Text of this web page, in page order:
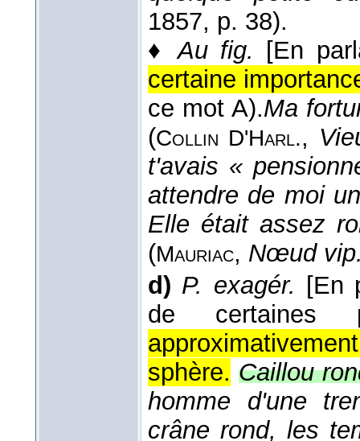
1857, p. 38).
♦Au fig.
[En
certaine
ce mot A).Ma
(Collin D'Harl.,
t'avais «
attendre de moi
Elle était assez
(Mauriac, Nœud
d) P. exagér. [En
de certaines
sphère. Caillou
homme d'une
crâne rond, les